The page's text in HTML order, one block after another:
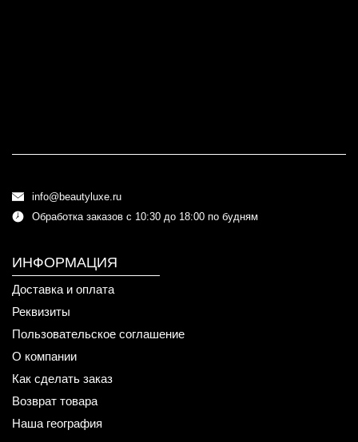
info@beautyluxe.ru
Обработка заказов с 10:30 до 18:00 по будням
ИНФОРМАЦИЯ
Доставка и оплата
Реквизиты
Пользовательское соглашение
О компании
Как сделать заказ
Возврат товара
Наша география